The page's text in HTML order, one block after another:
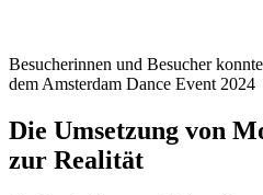
Besucherinnen und Besucher
dem Amsterdam Dance Event 2024
Die Umsetzung von
zur Realität